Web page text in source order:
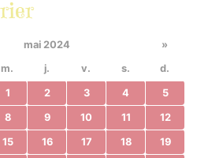
mai 2024
»
m. j. v. s. d.
1 2 3 4 5
8 9 10 11 12
15 16 17 18 19